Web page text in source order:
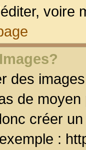
voire
des
de
créer
: